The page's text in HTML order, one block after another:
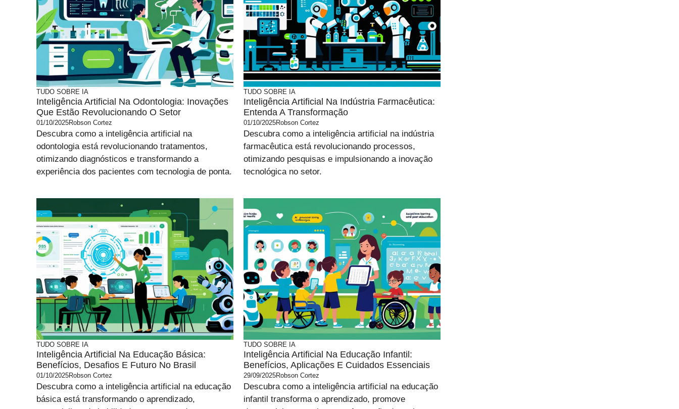
TUDO SOBRE IA
Inteligência Artificial Na Odontologia: Inovações
Que Estão Revolucionando O Setor
01/10/2025Robson Cortez
Descubra como a inteligência artificial na
odontologia está revolucionando tratamentos,
otimizando diagnósticos e transformando a
experiência dos pacientes com tecnologia de ponta.
TUDO SOBRE IA
Inteligência Artificial Na Indústria Farmacêutica:
Entenda A Transformação
01/10/2025Robson Cortez
Descubra como a inteligência artificial na indústria
farmacêutica está revolucionando processos,
otimizando pesquisas e impulsionando a inovação
tecnológica no setor.
TUDO SOBRE IA
Inteligência Artificial Na Educação Básica:
Benefícios, Desafios E Futuro No Brasil
01/10/2025Robson Cortez
Descubra como a inteligência artificial na educação
básica está transformando o aprendizado,
TUDO SOBRE IA
Inteligência Artificial Na Educação Infantil:
Benefícios, Aplicações E Cuidados Essenciais
29/09/2025Robson Cortez
Descubra como a inteligência artificial na educação
infantil transforma o aprendizado, promove